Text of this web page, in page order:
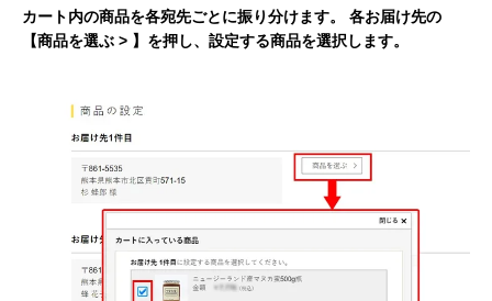
カート内の商品を各宛先ごとに振り分けます。 各お届け先の
【商品を選ぶ > 】を押し、設定する商品を選択します。